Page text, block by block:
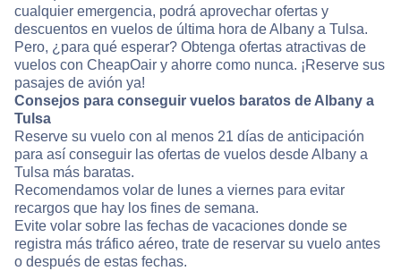
cualquier emergencia, podrá aprovechar ofertas y
descuentos en vuelos de última hora de Albany a Tulsa.
Pero, ¿para qué esperar? Obtenga ofertas atractivas de
vuelos con CheapOair y ahorre como nunca. ¡Reserve sus
pasajes de avión ya!
Consejos para conseguir vuelos baratos de Albany a
Tulsa
Reserve su vuelo con al menos 21 días de anticipación
para así conseguir las ofertas de vuelos desde Albany a
Tulsa más baratas.
Recomendamos volar de lunes a viernes para evitar
recargos que hay los fines de semana.
Evite volar sobre las fechas de vacaciones donde se
registra más tráfico aéreo, trate de reservar su vuelo antes
o después de estas fechas.